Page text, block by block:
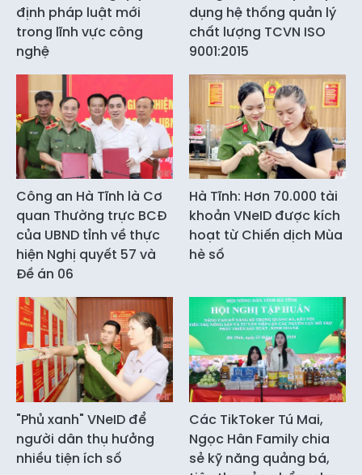
định pháp luật mới
trong lĩnh vực công
nghệ
dụng hệ thống quản lý
chất lượng TCVN ISO
9001:2015
Công an Hà Tĩnh là Cơ
quan Thường trực BCĐ
của UBND tỉnh về thực
hiện Nghị quyết 57 và
Đề án 06
Hà Tĩnh: Hơn 70.000 tài
khoản VNeID được kích
hoạt từ Chiến dịch Mùa
hè số
"Phủ xanh" VNeID để
người dân thụ hưởng
nhiều tiện ích số
Các TikToker Tú Mai,
Ngọc Hân Family chia
sẻ kỹ năng quảng bá,